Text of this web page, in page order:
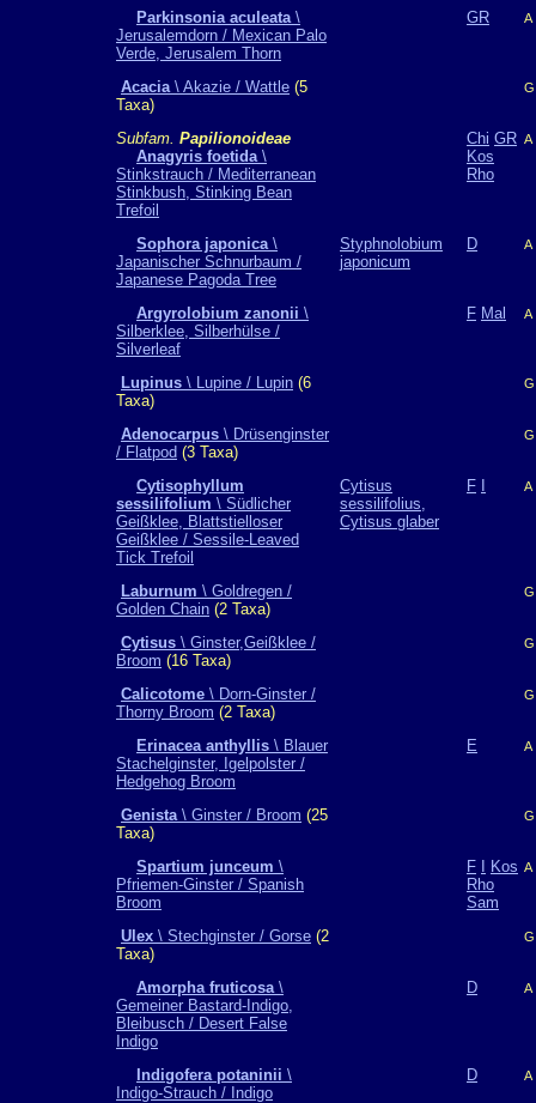
Parkinsonia aculeata\
Jerusalemdorn / Mexican Palo
Verde, Jerusalem Thorn
GR A
Acacia\ Akazie / Wattle (5
Taxa)
G
Subfam. Papilionoideae
Anagyris foetida\
Stinkstrauch / Mediterranean
Stinkbush, Stinking Bean
Trefoil
Chi GR
Kos
Rho
A
Sophora japonica\
Japanischer Schnurbaum /
Japanese Pagoda Tree
Styphnolobium
japonicum
D A
Argyrolobium zanonii \
Silberklee, Silberhülse /
Silverleaf
F Mal A
Lupinus \ Lupine / Lupin (6
Taxa)
G
Adenocarpus \ Drüsenginster
/ Flatpod (3 Taxa)
G
Cytisophyllum
sessilifolium \ Südlicher
Geißklee, Blattstielloser
Geißklee / Sessile-Leaved
Tick Trefoil
Cytisus
sessilifolius,
Cytisus glaber
F A
Laburnum \ Goldregen /
Golden Chain (2 Taxa)
G
Cytisus \ Ginster,Geißklee /
Broom (16 Taxa)
G
Calicotome \ Dorn-Ginster /
Thorny Broom (2 Taxa)
G
Erinacea anthyllis \ Blauer
Stachelginster, Igelpolster /
Hedgehog Broom
E A
Genista\ Ginster / Broom (25
Taxa)
G
Spartium junceum \
Pfriemen-Ginster / Spanish
Broom
F
Kos
Rho
Sam
A
Ulex \ Stechginster / Gorse (2
Taxa)
G
Amorpha fruticosa\
Gemeiner Bastard-Indigo,
Bleibusch / Desert False
Indigo
D A
Indigofera potaninii \
Indigo-Strauch / Indigo
D A